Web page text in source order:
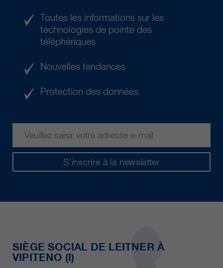
S’inscrire à la newsletter
Toutes les informations sur les
technologies de pointe des
téléphériques
Nouvelles tendances
Protection des données
SIÈGE SOCIAL DE LEITNER À
VIPITENO (I)